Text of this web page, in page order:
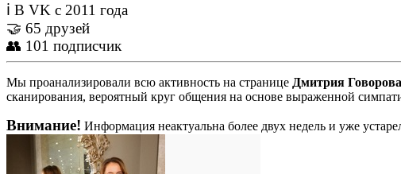
ℹ В VK с 2011 года
🤝 65 друзей
👥 101 подписчик
Мы проанализировали всю активность на странице Дмитрия Говорова
сканирования, вероятный круг общения на основе выраженной
Внимание! Информация неактуальна более двух недель и уже